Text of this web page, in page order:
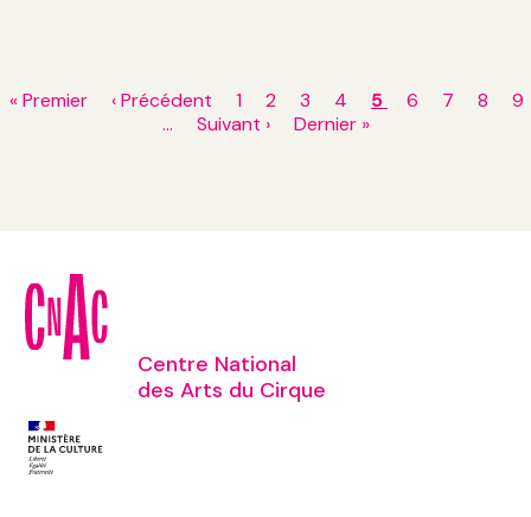
Pagination
Première
« Premier
Page
précédente
‹ Précédent Page
1 Page
2 Page
3 Page
4
Page
5 Page
6 Page
7 Page
8
9
…
Page
Suivant ›
Dernière
Dernier »
Centre National
des Arts du Cirque